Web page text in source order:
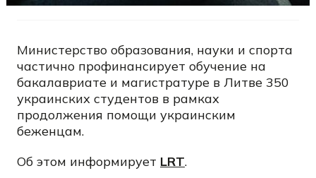
Министерство образования, науки и спорта
частично профинансирует обучение на
бакалавриате и магистратуре в Литве 350
украинских студентов в рамках
продолжения помощи украинским
беженцам.
Об этом информирует LRT.